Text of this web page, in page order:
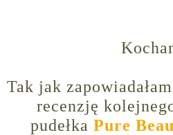
Tak jak
recenzję
pudełka Pure